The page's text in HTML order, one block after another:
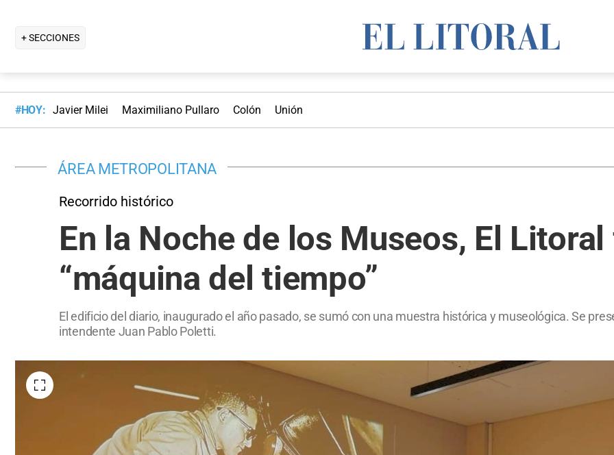
+ SECCIONES
#HOY: Javier Milei Maximiliano Pullaro Colón Unión
ÁREA METROPOLITANA
Recorrido histórico
En la Noche de los Museos, El
“máquina del tiempo”
El edificio del diario, inaugurado el año pasado, se sumó con una muestra histórica y museológica. Se
intendente Juan Pablo Poletti.